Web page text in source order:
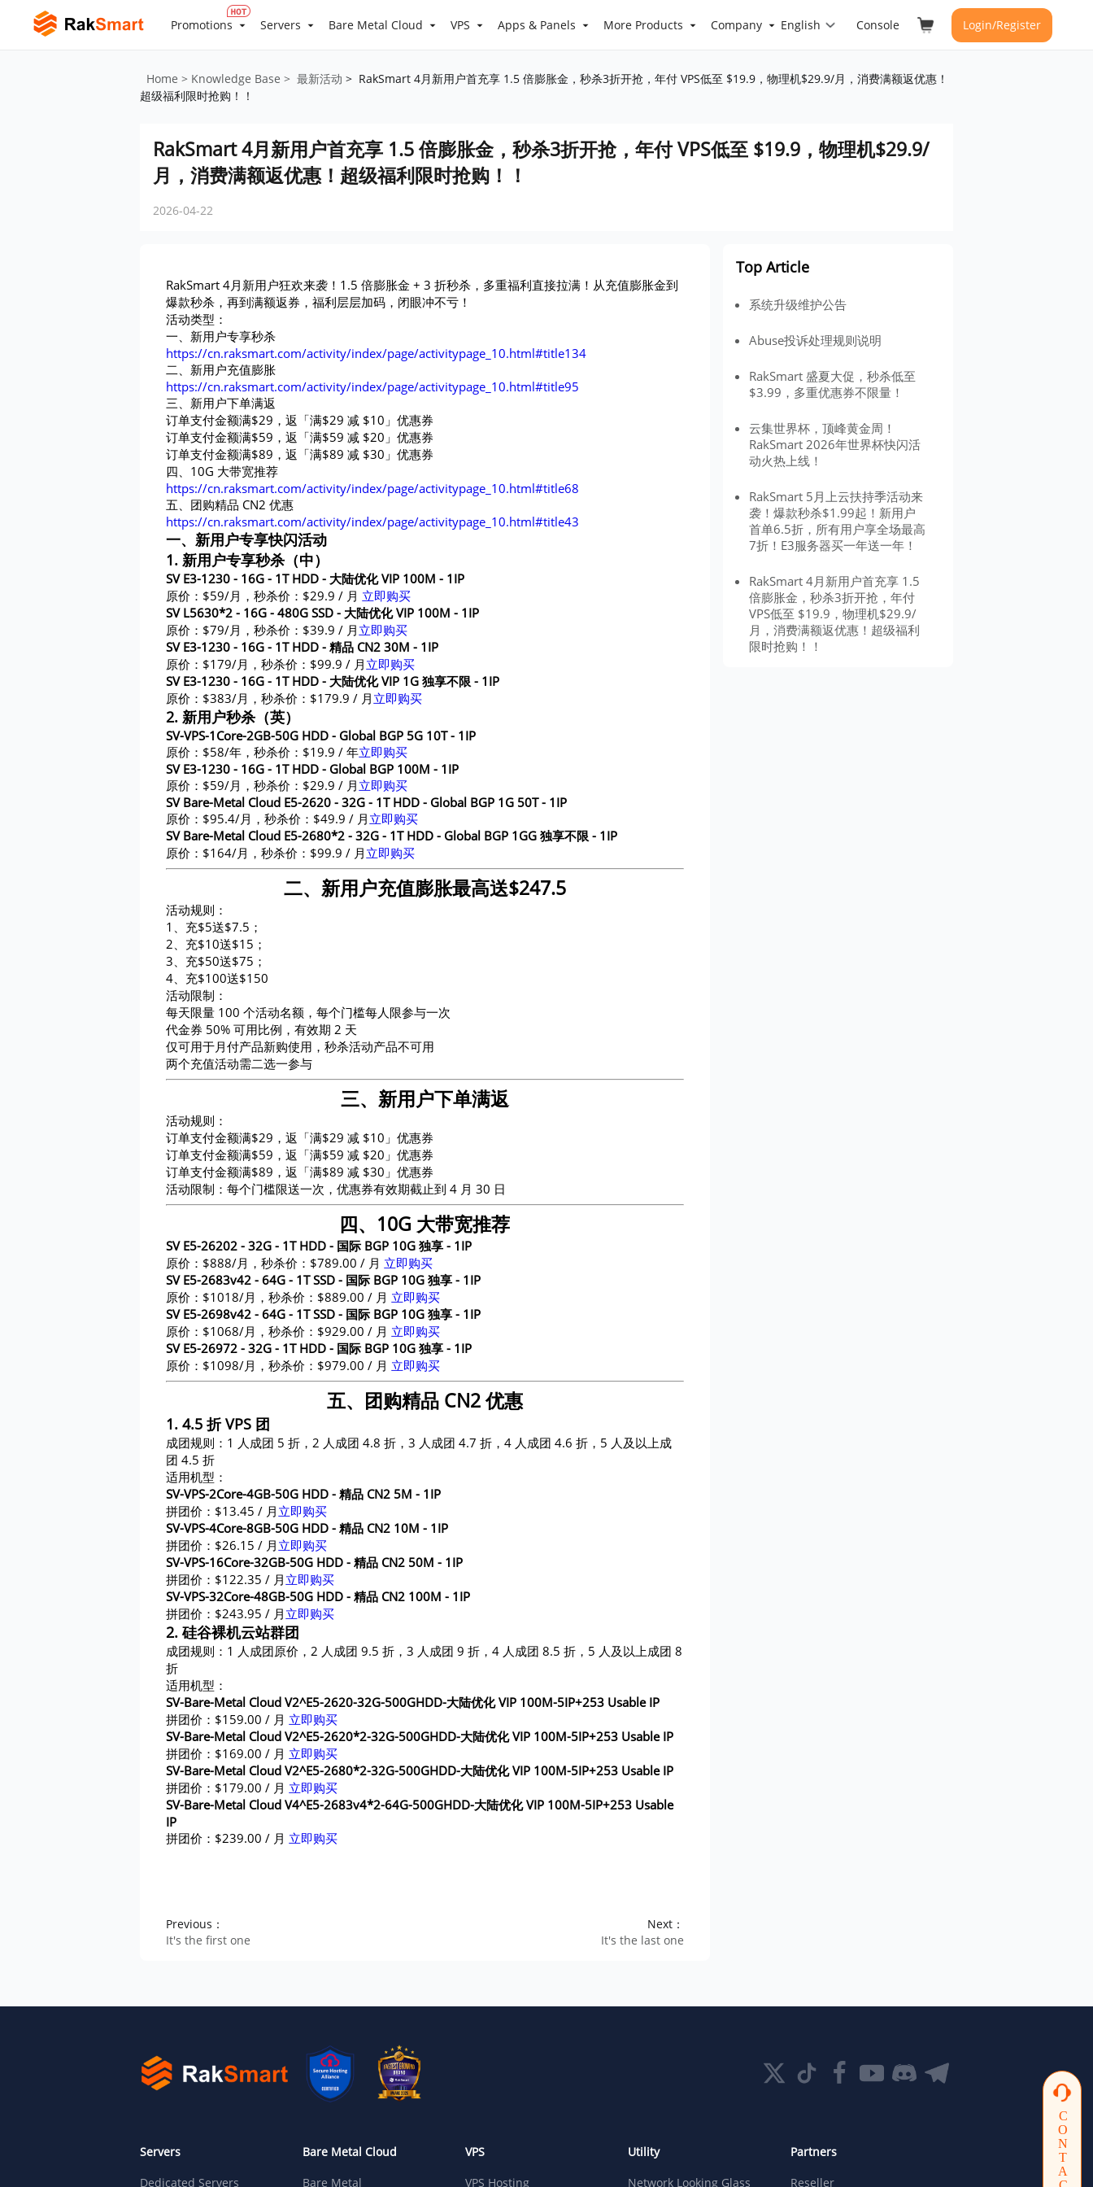
Promotions Servers Bare Metal Cloud VPS Apps & Panels More Products Company English Console Login/Register
Home > Knowledge Base > 最新活动 > RakSmart 4月新用户首充享 1.5 倍膨胀金，秒杀3折开抢，年付 VPS低至 $19.9，物理机$29.9/月，消费满额返优惠！
超级福利限时抢购！！
RakSmart 4月新用户首充享 1.5 倍膨胀金，秒杀3折开抢，年付 VPS低至 $19.9，物理机$29.9/
月，消费满额返优惠！超级福利限时抢购！！
2026-04-22
RakSmart 4月新用户狂欢来袭！1.5 倍膨胀金 + 3 折秒杀，多重福利直接拉满！从充值膨胀金到
爆款秒杀，再到满额返券，福利层层加码，闭眼冲不亏！
活动类型：
一、 新用户专享秒杀
https://cn.raksmart.com/activity/index/page/activitypage_10.html#title134
二、 新用户充值膨胀
https://cn.raksmart.com/activity/index/page/activitypage_10.html#title95
三、 新用户下单满返
订单支付金额满$29，返「满$29 减 $10」优惠券
订单支付金额满$59，返「满$59 减 $20」优惠券
订单支付金额满$89，返「满$89 减 $30」优惠券
四、 10G 大带宽推荐
https://cn.raksmart.com/activity/index/page/activitypage_10.html#title68
五、 团购精品 CN2 优惠
https://cn.raksmart.com/activity/index/page/activitypage_10.html#title43
一、新用户专享快闪活动
1. 新用户专享秒杀（中）
SV E3-1230 - 16G - 1T HDD - 大陆优化 VIP 100M - 1IP
原价：$59/月，秒杀价：$29.9 / 月 立即购买
SV L5630*2 - 16G - 480G SSD - 大陆优化 VIP 100M - 1IP
原价：$79/月，秒杀价：$39.9 / 月 立即购买
SV E3-1230 - 16G - 1T HDD - 精品 CN2 30M - 1IP
原价：$179/月，秒杀价：$99.9 / 月 立即购买
SV E3-1230 - 16G - 1T HDD - 大陆优化 VIP 1G 独享不限 - 1IP
原价：$383/月，秒杀价：$179.9 / 月 立即购买
2. 新用户秒杀（英）
SV-VPS-1Core-2GB-50G HDD - Global BGP 5G 10T - 1IP
原价：$58/年，秒杀价：$19.9 / 年立即购买
SV E3-1230 - 16G - 1T HDD - Global BGP 100M - 1IP
原价：$59/月，秒杀价：$29.9 / 月 立即购买
SV Bare-Metal Cloud E5-2620 - 32G - 1T HDD - Global BGP 1G 50T - 1IP
原价：$95.4/月，秒杀价：$49.9 / 月 立即购买
SV Bare-Metal Cloud E5-2680*2 - 32G - 1T HDD - Global BGP 1GG 独享不限 - 1IP
原价：$164/月，秒杀价：$99.9 / 月 立即购买
二、新用户充值膨胀最高送$247.5
活动规则：
1、充$5送$7.5；
2、充$10送$15；
3、充$50送$75；
4、充$100送$150
活动限制：
每天限量 100 个活动名额，每个门槛每人限参与一次
代金券 50% 可用比例，有效期 2 天
仅可用于月付产品新购使用，秒杀活动产品不可用
两个充值活动需二选一参与
三、新用户下单满返
活动规则：
订单支付金额满$29，返「满$29 减 $10」优惠券
订单支付金额满$59，返「满$59 减 $20」优惠券
订单支付金额满$89，返「满$89 减 $30」优惠券
活动限制：每个门槛限送一次，优惠券有效期截止到 4 月 30 日
四、10G 大带宽推荐
SV E5-26202 - 32G - 1T HDD - 国际 BGP 10G 独享 - 1IP
原价：$888/月，秒杀价：$789.00 / 月 立即购买
SV E5-2683v42 - 64G - 1T SSD - 国际 BGP 10G 独享 - 1IP
原价：$1018/月，秒杀价：$889.00 / 月 立即购买
SV E5-2698v42 - 64G - 1T SSD - 国际 BGP 10G 独享 - 1IP
原价：$1068/月，秒杀价：$929.00 / 月 立即购买
SV E5-26972 - 32G - 1T HDD - 国际 BGP 10G 独享 - 1IP
原价：$1098/月，秒杀价：$979.00 / 月 立即购买
五、团购精品 CN2 优惠
1. 4.5 折 VPS 团
成团规则：1 人成团 5 折，2 人成团 4.8 折，3 人成团 4.7 折，4 人成团 4.6 折，5 人及以上成
团 4.5 折
适用机型：
SV-VPS-2Core-4GB-50G HDD - 精品 CN2 5M - 1IP
拼团价：$13.45 / 月 立即购买
SV-VPS-4Core-8GB-50G HDD - 精品 CN2 10M - 1IP
拼团价：$26.15 / 月 立即购买
SV-VPS-16Core-32GB-50G HDD - 精品 CN2 50M - 1IP
拼团价：$122.35 / 月 立即购买
SV-VPS-32Core-48GB-50G HDD - 精品 CN2 100M - 1IP
拼团价：$243.95 / 月 立即购买
2. 硅谷裸机云站群团
成团规则：1 人成团原价，2 人成团 9.5 折，3 人成团 9 折，4 人成团 8.5 折，5 人及以上成团 8
折
适用机型：
SV-Bare-Metal Cloud V2^E5-2620-32G-500GHDD-大陆优化 VIP 100M-5IP+253 Usable IP
拼团价：$159.00 / 月 立即购买
SV-Bare-Metal Cloud V2^E5-2620*2-32G-500GHDD-大陆优化 VIP 100M-5IP+253 Usable IP
拼团价：$169.00 / 月 立即购买
SV-Bare-Metal Cloud V2^E5-2680*2-32G-500GHDD-大陆优化 VIP 100M-5IP+253 Usable IP
拼团价：$179.00 / 月 立即购买
SV-Bare-Metal Cloud V4^E5-2683v4*2-64G-500GHDD-大陆优化 VIP 100M-5IP+253 Usable
IP
拼团价：$239.00 / 月 立即购买
Previous：
It's the first one
Next：
It's the last one
Top Article
系统升级维护公告
Abuse投诉处理规则说明
RakSmart 盛夏大促，秒杀低至
$3.99，多重优惠券不限量！
云集世界杯，顶峰黄金周！
RakSmart 2026年世界杯快闪活
动火热上线！
RakSmart 5月上云扶持季活动来
袭！爆款秒杀$1.99起！新用户
首单6.5折，所有用户享全场最高
7折！E3服务器买一年送一年！
RakSmart 4月新用户首充享 1.5
倍膨胀金，秒杀3折开抢，年付
VPS低至 $19.9，物理机$29.9/
月，消费满额返优惠！超级福利
限时抢购！！
Servers
Dedicated Servers
Bare Metal Cloud
Bare Metal
VPS
VPS Hosting
Utility
Network Looking Glass
Partners
Reseller